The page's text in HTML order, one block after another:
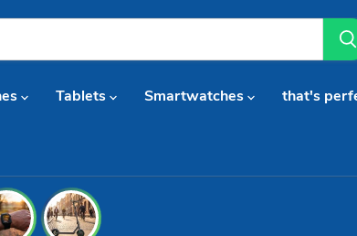
Tablets Smartwatches that's